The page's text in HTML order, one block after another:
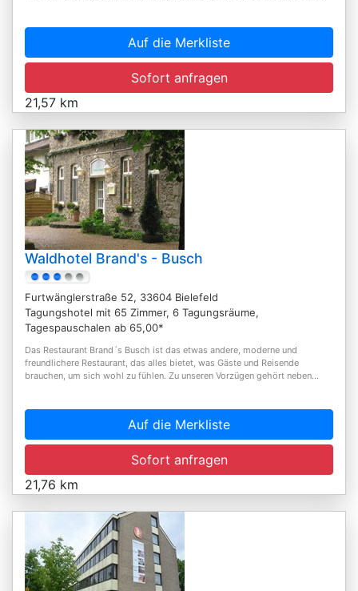
Auf die Merkliste
Sofort anfragen
21,57 km
Waldhotel Brand's - Busch
Furtwänglerstraße 52, 33604 Bielefeld
Tagungshotel mit 65 Zimmer, 6 Tagungsräume,
Tagespauschalen ab 65,00*
Das Restaurant Brand´s Busch ist das etwas andere, moderne und
freundlichere Restaurant, das alles bietet, was Gäste und Reisende
brauchen, um sich wohl zu fühlen. Zu unseren Vorzügen gehört neben...
Auf die Merkliste
Sofort anfragen
21,76 km